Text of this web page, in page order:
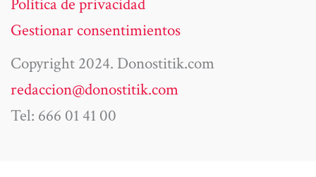
Política de privacidad
Gestionar consentimientos
Copyright 2024. Donostitik.com
redaccion@donostitik.com
Tel: 666 01 41 00